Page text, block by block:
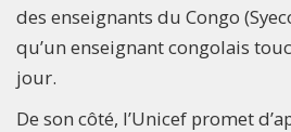
des enseignants du Congo
qu’un enseignant congolais
jour.
De son côté, l’Unicef promet